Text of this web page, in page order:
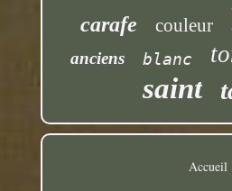
carafe couleur
anciens blanc
saint
Accueil